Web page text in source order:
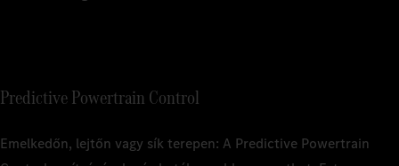
Predictive Powertrain Control
Emelkedőn, lejtőn vagy sík terepen: A Predictive Powertrain